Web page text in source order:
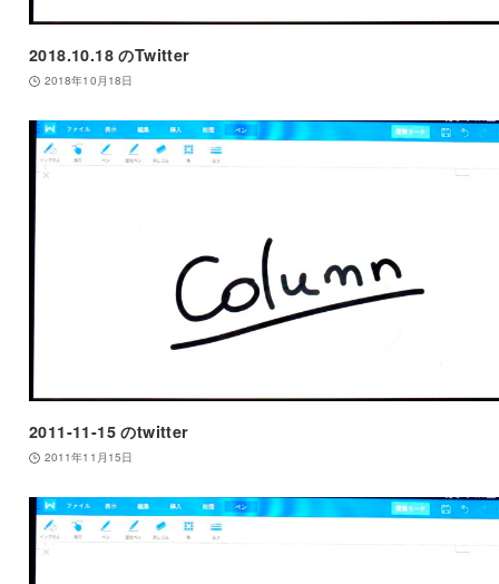
2018.10.18 のTwitter
2018年10月18日
2011-11-15 のtwitter
2011年11月15日